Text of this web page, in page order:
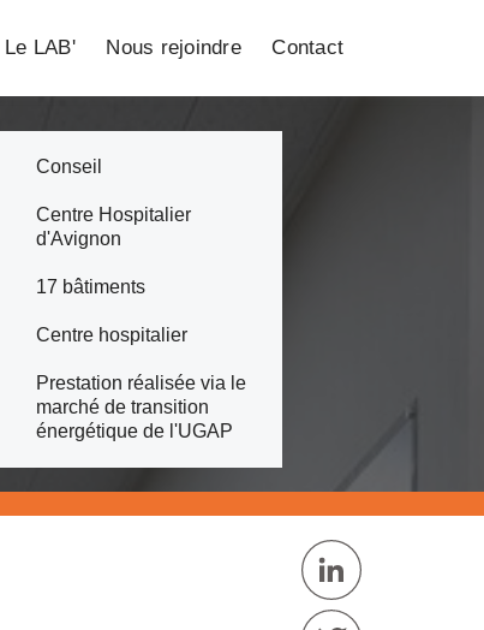
Le LAB' Nous rejoindre Contact
Conseil
Centre Hospitalier
d'Avignon
17 bâtiments
Centre hospitalier
Prestation réalisée via le
marché de transition
énergétique de l'UGAP